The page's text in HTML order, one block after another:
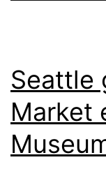
Seattle
Market